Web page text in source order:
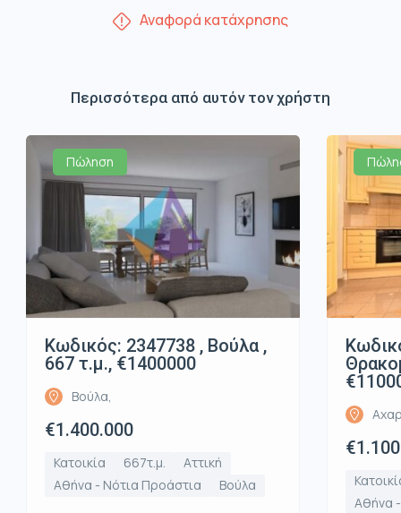
Αναφορά κατάχρησης
Περισσότερα από αυτόν τον χρήστη
Πώληση
Κωδικός: 2347738 , Βούλα ,
667 τ.μ., €1400000
Βούλα,
€1.400.000
Κατοικία 667τ.μ.
Αττική
Αθήνα - Νότια Προάστια
Βούλα
Αθήνα